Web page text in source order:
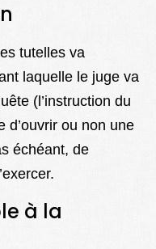
tutelles va
laquelle le juge va
(l’instruction du
d’ouvrir ou non une
échéant, de
à la